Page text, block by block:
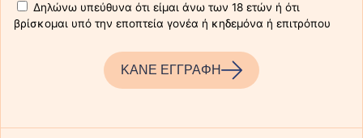
Δηλώνω υπεύθυνα ότι είμαι άνω των 18 ετών ή ότι
βρίσκομαι υπό την εποπτεία γονέα ή κηδεμόνα ή επιτρόπου
ΚΑΝΕ ΕΓΓΡΑΦΗ